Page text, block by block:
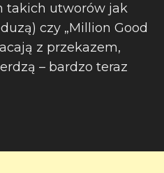
takich utworów jak
czy „Million Good
z przekazem,
– bardzo teraz